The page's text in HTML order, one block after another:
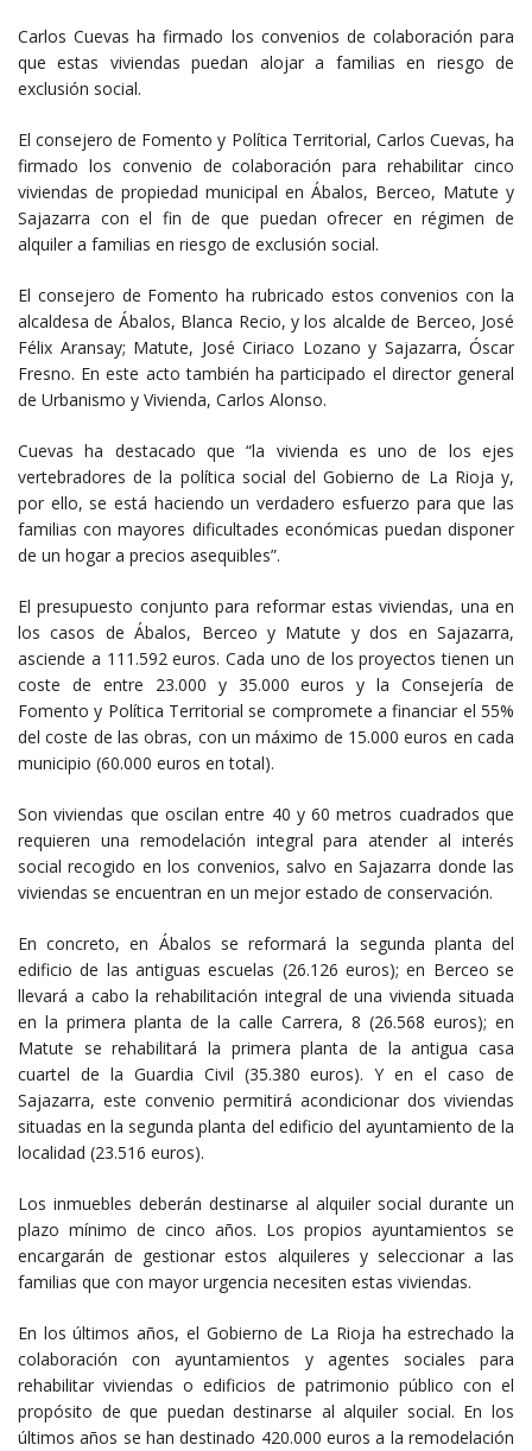
Carlos Cuevas ha firmado los convenios de colaboración para
que estas viviendas puedan alojar a familias en riesgo de
exclusión social.
El consejero de Fomento y Política Territorial, Carlos Cuevas, ha
firmado los convenio de colaboración para rehabilitar cinco
viviendas de propiedad municipal en Ábalos, Berceo, Matute y
Sajazarra con el fin de que puedan ofrecer en régimen de
alquiler a familias en riesgo de exclusión social.
El consejero de Fomento ha rubricado estos convenios con la
alcaldesa de Ábalos, Blanca Recio, y los alcalde de Berceo, José
Félix Aransay; Matute, José Ciriaco Lozano y Sajazarra, Óscar
Fresno. En este acto también ha participado el director general
de Urbanismo y Vivienda, Carlos Alonso.
Cuevas ha destacado que “la vivienda es uno de los ejes
vertebradores de la política social del Gobierno de La Rioja y,
por ello, se está haciendo un verdadero esfuerzo para que las
familias con mayores dificultades económicas puedan disponer
de un hogar a precios asequibles”.
El presupuesto conjunto para reformar estas viviendas, una en
los casos de Ábalos, Berceo y Matute y dos en Sajazarra,
asciende a 111.592 euros. Cada uno de los proyectos tienen un
coste de entre 23.000 y 35.000 euros y la Consejería de
Fomento y Política Territorial se compromete a financiar el 55%
del coste de las obras, con un máximo de 15.000 euros en cada
municipio (60.000 euros en total).
Son viviendas que oscilan entre 40 y 60 metros cuadrados que
requieren una remodelación integral para atender al interés
social recogido en los convenios, salvo en Sajazarra donde las
viviendas se encuentran en un mejor estado de conservación.
En concreto, en Ábalos se reformará la segunda planta del
edificio de las antiguas escuelas (26.126 euros); en Berceo se
llevará a cabo la rehabilitación integral de una vivienda situada
en la primera planta de la calle Carrera, 8 (26.568 euros); en
Matute se rehabilitará la primera planta de la antigua casa
cuartel de la Guardia Civil (35.380 euros). Y en el caso de
Sajazarra, este convenio permitirá acondicionar dos viviendas
situadas en la segunda planta del edificio del ayuntamiento de la
localidad (23.516 euros).
Los inmuebles deberán destinarse al alquiler social durante un
plazo mínimo de cinco años. Los propios ayuntamientos se
encargarán de gestionar estos alquileres y seleccionar a las
familias que con mayor urgencia necesiten estas viviendas.
En los últimos años, el Gobierno de La Rioja ha estrechado la
colaboración con ayuntamientos y agentes sociales para
rehabilitar viviendas o edificios de patrimonio público con el
propósito de que puedan destinarse al alquiler social. En los
últimos años se han destinado 420.000 euros a la remodelación